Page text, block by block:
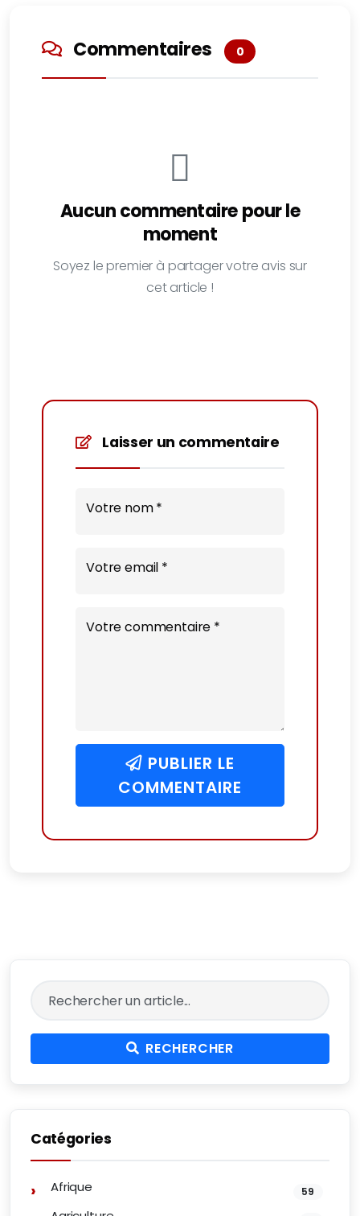
Commentaires 0
Aucun commentaire pour le
moment
Soyez le premier à partager votre avis sur
cet article !
Laisser un commentaire
Votre nom *
Votre email *
Votre commentaire *
PUBLIER LE
COMMENTAIRE
RECHERCHER
Catégories
Afrique 59